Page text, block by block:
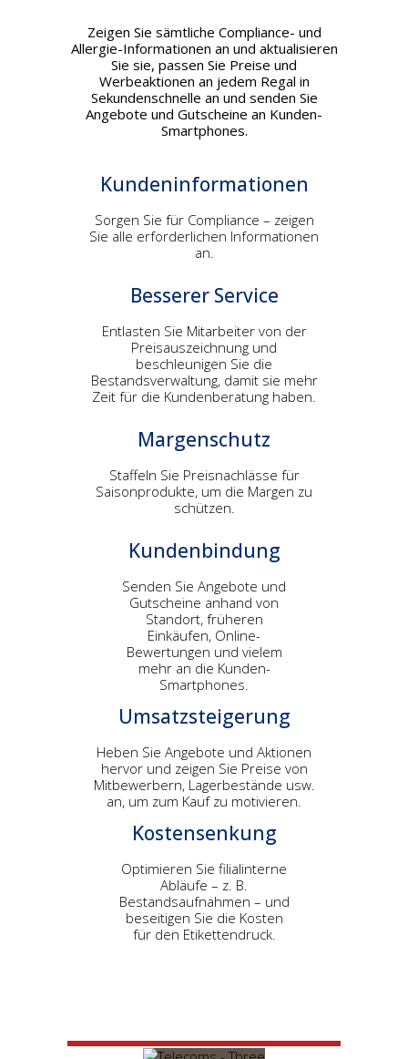
Zeigen Sie sämtliche Compliance- und
Allergie-Informationen an und aktualisieren
Sie sie, passen Sie Preise und
Werbeaktionen an jedem Regal in
Sekundenschnelle an und senden Sie
Angebote und Gutscheine an Kunden-
Smartphones.
Kundeninformationen
Sorgen Sie für Compliance – zeigen
Sie alle erforderlichen Informationen
an.
Besserer Service
Entlasten Sie Mitarbeiter von der
Preisauszeichnung und
beschleunigen Sie die
Bestandsverwaltung, damit sie mehr
Zeit für die Kundenberatung haben.
Margenschutz
Staffeln Sie Preisnachlässe für
Saisonprodukte, um die Margen zu
schützen.
Kundenbindung
Senden Sie Angebote und
Gutscheine anhand von
Standort, früheren
Einkäufen, Online-
Bewertungen und vielem
mehr an die Kunden-
Smartphones.
Umsatzsteigerung
Heben Sie Angebote und Aktionen
hervor und zeigen Sie Preise von
Mitbewerbern, Lagerbestände usw.
an, um zum Kauf zu motivieren.
Kostensenkung
Optimieren Sie filialinterne
Abläufe – z. B.
Bestandsaufnahmen – und
beseitigen Sie die Kosten
für den Etikettendruck.